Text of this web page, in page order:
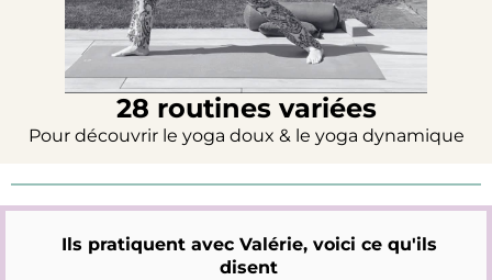
28 routines variées
Pour découvrir le yoga doux & le yoga dynamique
Ils pratiquent avec Valérie, voici ce qu'ils
disent